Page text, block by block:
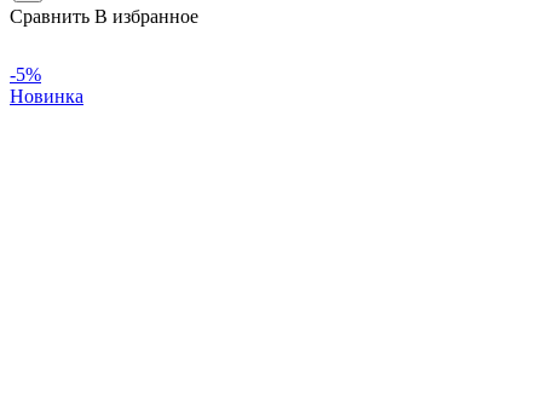
Сравнить В избранное
-5%
Новинка